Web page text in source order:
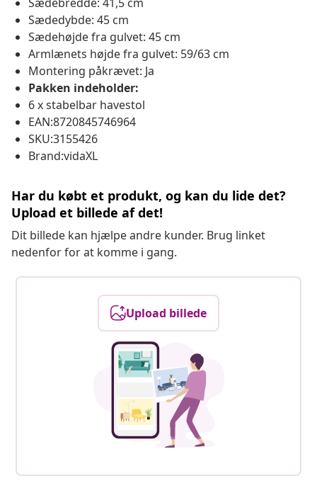
Sædedybde: 45 cm
Sædehøjde fra gulvet: 45 cm
Armlænets højde fra gulvet: 59/63 cm
Montering påkrævet: Ja
Pakken indeholder:
6 x stabelbar havestol
EAN:8720845746964
SKU:3155426
Brand:vidaXL
Har du købt et produkt, og kan du lide det?
Upload et billede af det!
Dit billede kan hjælpe andre kunder. Brug linket
nedenfor for at komme i gang.
Upload billede